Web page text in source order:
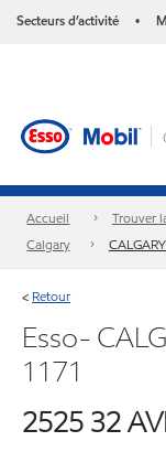
Secteurs d’activité •
Accueil Trouver
Calgary
< Retour
Esso-
1171
2525 32